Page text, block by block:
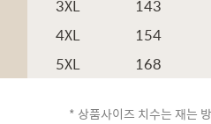
3XL 143
4XL 154
5XL 168
* 상품사이즈 치수는 재는